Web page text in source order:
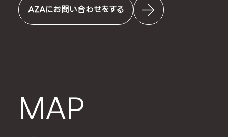
AZAにお問い合わせをする
MAP